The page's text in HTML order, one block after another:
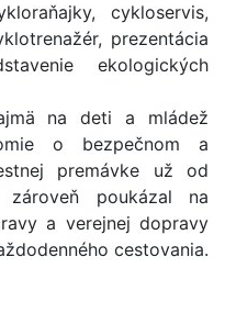
cykloservis,
prezentácia
ekologických
na deti a mládež
o bezpečnom a
premávke už od
poukázal na
a verejnej dopravy
cestovania.